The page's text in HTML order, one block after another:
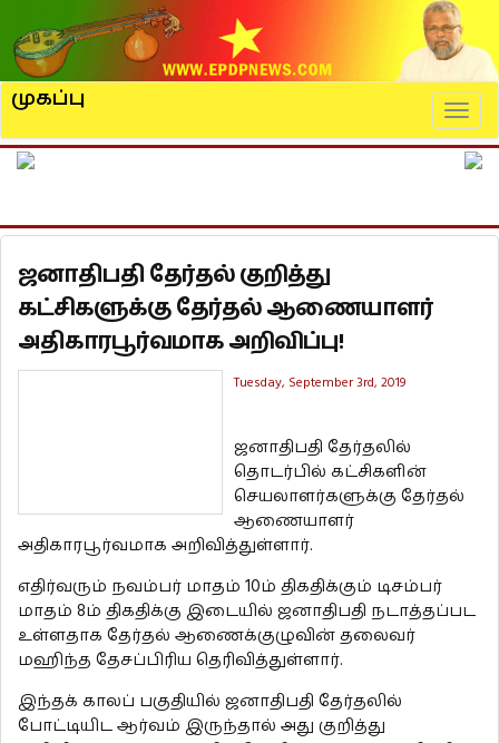
முகப்பு
ஜனாதிபதி தேர்தல் குறித்து
கட்சிகளுக்கு தேர்தல் ஆணையாளர்
அதிகாரபூர்வமாக அறிவிப்பு!
Tuesday, September 3rd, 2019
ஜனாதிபதி தேர்தலில்
தொடர்பில் கட்சிகளின்
செயலாளர்களுக்கு தேர்தல்
ஆணையாளர்
அதிகாரபூர்வமாக அறிவித்துள்ளார்.
எதிர்வரும் நவம்பர் மாதம் 10ம் திகதிக்கும் டிசம்பர்
மாதம் 8ம் திகதிக்கு இடையில் ஜனாதிபதி நடாத்தப்பட
உள்ளதாக தேர்தல் ஆணைக்குழுவின் தலைவர்
மஹிந்த தேசப்பிரிய தெரிவித்துள்ளார்.
இந்தக் காலப் பகுதியில் ஜனாதிபதி தேர்தலில்
போட்டியிட ஆர்வம் இருந்தால் அது குறித்து